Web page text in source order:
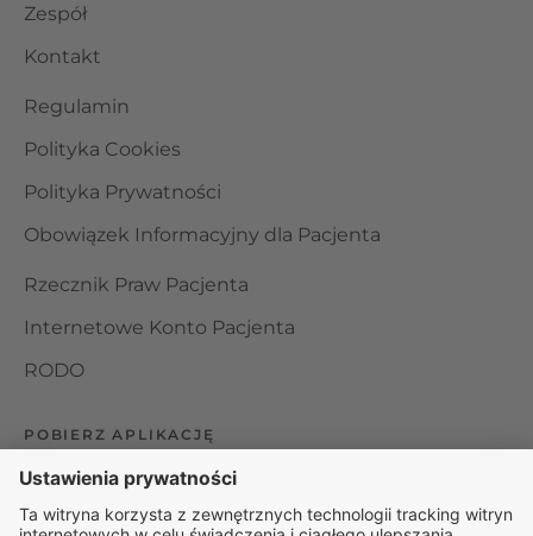
Zespół
Kontakt
Regulamin
Polityka Cookies
Polityka Prywatności
Obowiązek Informacyjny dla Pacjenta
Rzecznik Praw Pacjenta
Internetowe Konto Pacjenta
RODO
POBIERZ APLIKACJĘ